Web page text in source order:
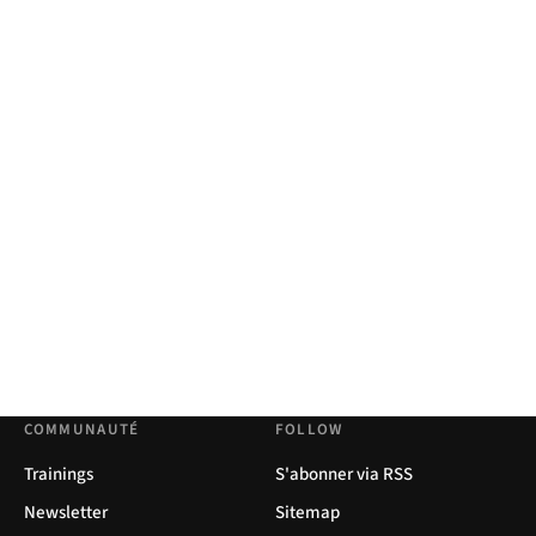
COMMUNAUTÉ
Trainings
Newsletter
FOLLOW
S'abonner via RSS
Sitemap